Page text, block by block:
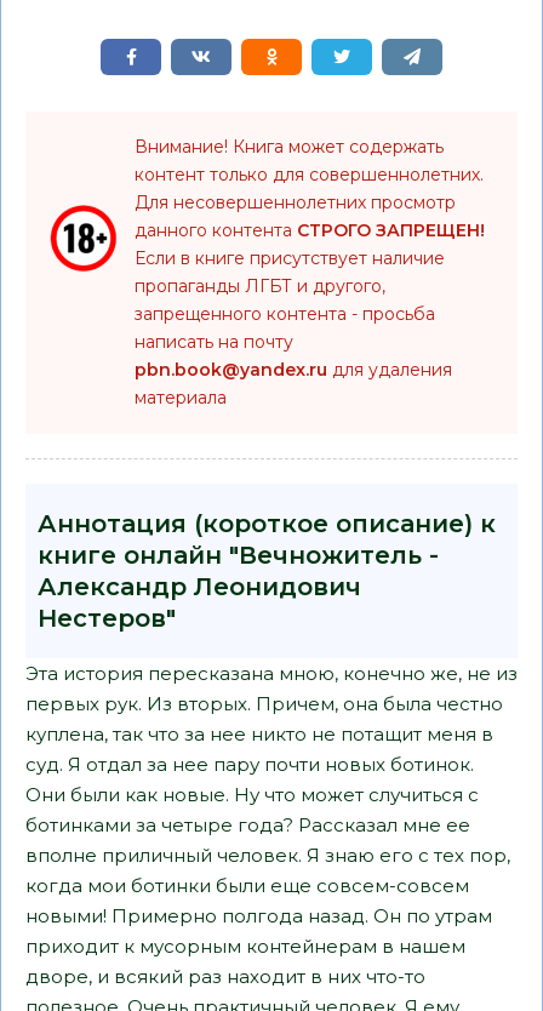
Внимание! Книга может содержать
контент только для совершеннолетних.
Для несовершеннолетних просмотр
данного контента СТРОГО ЗАПРЕЩЕН!
Если в книге присутствует наличие
пропаганды ЛГБТ и другого,
запрещенного контента - просьба
написать на почту
pbn.book@yandex.ru для удаления
материала
Аннотация (короткое описание) к
книге онлайн "Вечножитель -
Александр Леонидович
Нестеров"
Эта история пересказана мною, конечно же, не из
первых рук. Из вторых. Причем, она была честно
куплена, так что за нее никто не потащит меня в
суд. Я отдал за нее пару почти новых ботинок.
Они были как новые. Ну что может случиться с
ботинками за четыре года? Рассказал мне ее
вполне приличный человек. Я знаю его с тех пор,
когда мои ботинки были еще совсем-совсем
новыми! Примерно полгода назад. Он по утрам
приходит к мусорным контейнерам в нашем
дворе, и всякий раз находит в них что-то